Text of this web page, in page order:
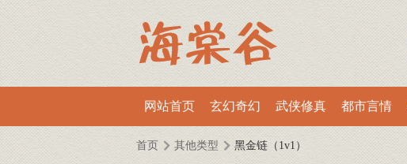
网站首页 玄幻奇幻 武侠修真 都市言情
首页 其他类型 黑金链（1v1）